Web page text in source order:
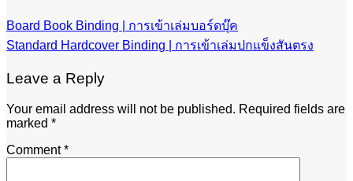
Board Book Binding | การเข้าเล่มบอร์ดบุ๊ค
Standard Hardcover Binding | การเข้าเล่มปกแข็งสันตรง
Leave a Reply
Your email address will not be published. Required fields are
marked *
Comment*